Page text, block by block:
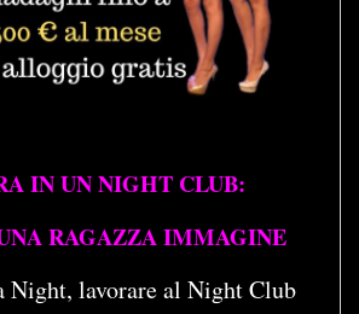
IN UN NIGHT CLUB:
RAGAZZA IMMAGINE
Night, lavorare al Night Club